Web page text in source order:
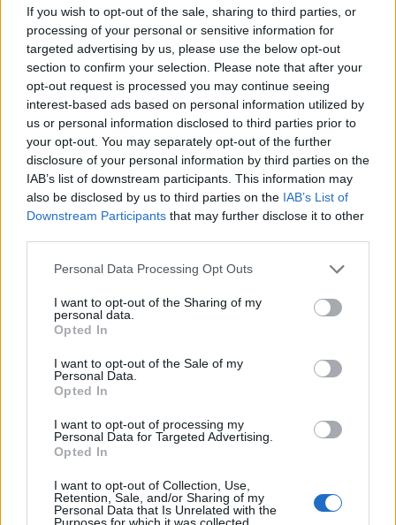
If you wish to opt-out of the sale, sharing to third parties, or
processing of your personal or sensitive information for
targeted advertising by us, please use the below opt-out
section to confirm your selection. Please note that after your
opt-out request is processed you may continue seeing
interest-based ads based on personal information utilized by
us or personal information disclosed to third parties prior to
your opt-out. You may separately opt-out of the further
disclosure of your personal information by third parties on the
IAB’s list of downstream participants. This information may
also be disclosed by us to third parties on the IAB’s List of
Downstream Participants that may further disclose it to other
Personal Data Processing Opt Outs
I want to opt-out of the Sharing of my
personal data.
Opted In
I want to opt-out of the Sale of my
Personal Data.
Opted In
I want to opt-out of processing my
Personal Data for Targeted Advertising.
Opted In
I want to opt-out of Collection, Use,
Retention, Sale, and/or Sharing of my
Personal Data that Is Unrelated with the
Purposes for which it was collected.
Σελιδοποίηση
Προηγούμενη σελίδα
Current page
1 Next page
Ροή ειδήσεων Δημοφιλή
Ζητούν άμεση τοποθέτηση κάδου στο νεκροταφείο των
Σταβιών
Μίλτος Τεντόγλου: “Πέταξε'” για τον μεγάλο τελικό του
Ντόναλντ Τραμπ: «Παρτίδα σκάκι» οι συνομιλίες με το
Ιράν – «Είμαστε επαγγελματίες παίκτες», απαντά η
Τεχεράνη